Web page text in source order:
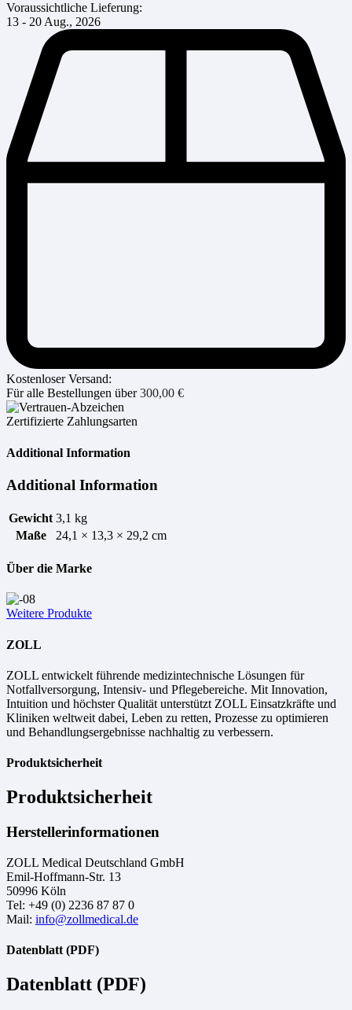
Voraussichtliche Lieferung:
13 - 20 Aug., 2026
Kostenloser Versand:
Für alle Bestellungen über300,00 €
Zertifizierte Zahlungsarten
Additional Information
Additional Information
Gewicht 3,1 kg
Maße
24,1 × 13,3 × 29,2 cm
Über die Marke
Weitere Produkte
ZOLL
ZOLL entwickelt führende medizintechnische Lösungen für
Notfallversorgung, Intensiv- und Pflegebereiche. Mit Innovation,
Intuition und höchster Qualität unterstützt ZOLL Einsatzkräfte und
Kliniken weltweit dabei, Leben zu retten, Prozesse zu optimieren
und Behandlungsergebnisse nachhaltig zu verbessern.
Produktsicherheit
Produktsicherheit
Herstellerinformationen
ZOLL Medical Deutschland GmbH
Emil-Hoffmann-Str. 13
50996 Köln
Tel: +49 (0) 2236 87 87 0
Mail: info@zollmedical.de
Datenblatt (PDF)
Datenblatt (PDF)